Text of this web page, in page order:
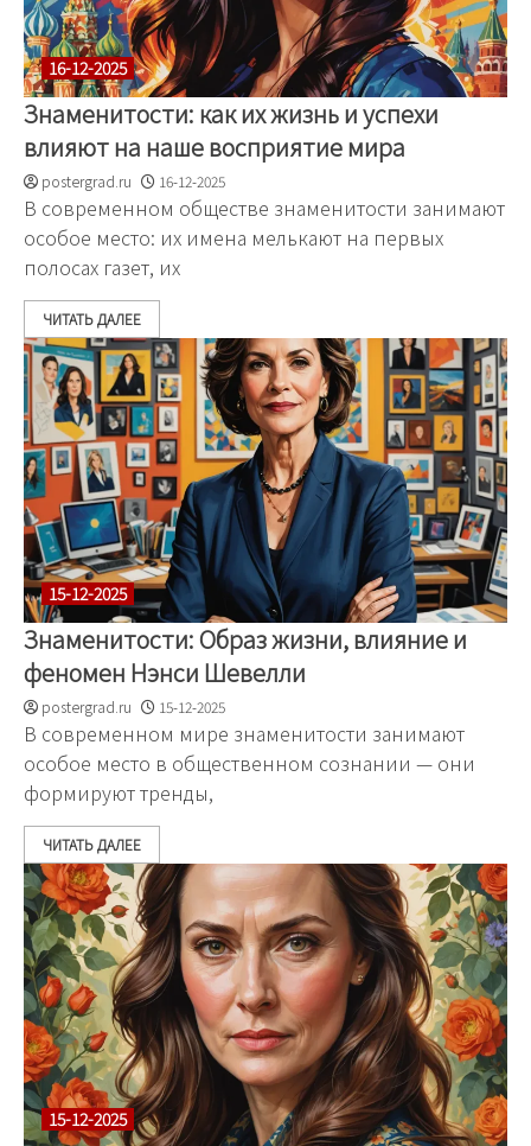
16-12-2025
Знаменитости: как их жизнь и успехи
влияют на наше восприятие мира
postergrad.ru 16-12-2025
В современном обществе знаменитости занимают
особое место: их имена мелькают на первых
полосах газет, их
ЧИТАТЬ ДАЛЕЕ
15-12-2025
Знаменитости: Образ жизни, влияние и
феномен Нэнси Шевелли
postergrad.ru 15-12-2025
В современном мире знаменитости занимают
особое место в общественном сознании — они
формируют тренды,
ЧИТАТЬ ДАЛЕЕ
15-12-2025